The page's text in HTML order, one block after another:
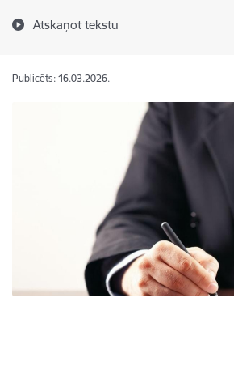
Atskaņot tekstu
Publicēts: 16.03.2026.